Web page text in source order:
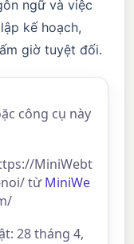
ngữ và việc
kế hoạch,
giờ tuyệt đối.
công cụ này
MiniWebt
noi/ từMiniWe
28 tháng 4,